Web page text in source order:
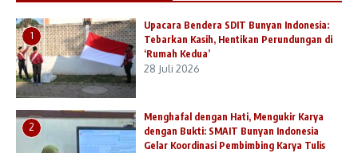
1
Upacara Bendera SDIT Bunyan Indonesia:
Tebarkan Kasih, Hentikan Perundungan di
‘Rumah Kedua’
28 Juli 2026
2
Menghafal dengan Hati, Mengukir Karya
dengan Bukti: SMAIT Bunyan Indonesia
Gelar Koordinasi Pembimbing Karya Tulis